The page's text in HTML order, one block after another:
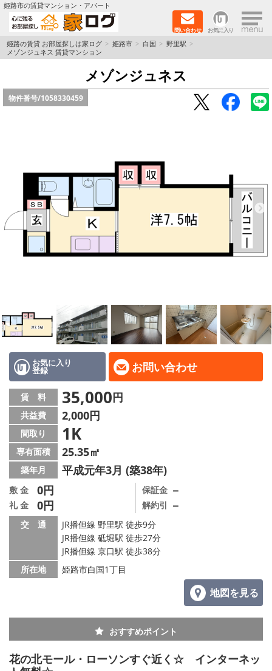
姫路市の賃貸マンション・アパート
問い合わせ お気に入り ×
TOPページ
ペットOK物件
初期費用リーズナブル物件
都市ガス物件
路線·駅から探す
スタッフ
店舗情報·アクセス
会社概要
メールでお問い合わせ
姫路の賃貸 お部屋探しは家ログ 姫路市 白国
野里駅
メゾンジュネス 賃貸マンション
メゾンジュネス
物件番号/1058330459
お気に入り
登録 お問い合わせ
賃 料 35,000円
共益費 2,000円
間取り 1K
専有面積 25.35㎡
築年月 平成元年3月 (築38年)
敷 金 0円
礼 金 0円
保証金 －
解約引 －
交 通
JR播但線 野里駅 徒歩9分
JR播但線 砥堀駅 徒歩27分
JR播但線 京口駅 徒歩38分
所在地
姫路市白国1丁目
地図を見る
おすすめポイント
花の北モール・ローソンすぐ近く☆ インターネッ